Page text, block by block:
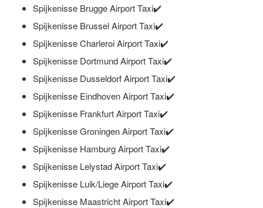
Spijkenisse Brugge Airport Taxi✔️
Spijkenisse Brussel Airport Taxi✔️
Spijkenisse Charleroi Airport Taxi✔️
Spijkenisse Dortmund Airport Taxi✔️
Spijkenisse Dusseldorf Airport Taxi✔️
Spijkenisse Eindhoven Airport Taxi✔️
Spijkenisse Frankfurt Airport Taxi✔️
Spijkenisse Groningen Airport Taxi✔️
Spijkenisse Hamburg Airport Taxi✔️
Spijkenisse Lelystad Airport Taxi✔️
Spijkenisse Luik/Liege Airport Taxi✔️
Spijkenisse Maastricht Airport Taxi✔️